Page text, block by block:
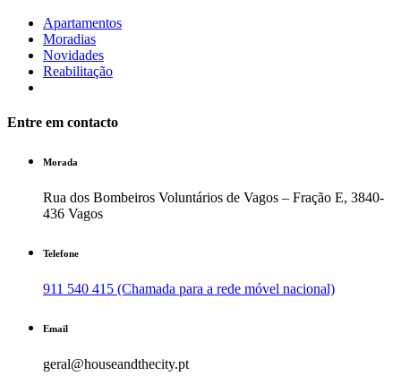
Apartamentos
Moradias
Novidades
Reabilitação
Entre em contacto
Morada
Rua dos Bombeiros Voluntários de Vagos – Fração E, 3840-
436 Vagos
Telefone
911 540 415 (Chamada para a rede móvel nacional)
Email
geral@houseandthecity.pt